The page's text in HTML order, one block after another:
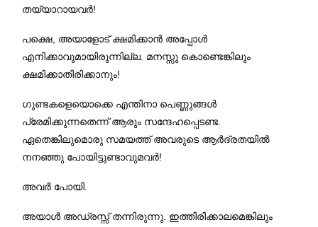
തയ്യാറായവർ!
പക്ഷെ, അയാളോട് ക്ഷമിക്കാൻ അപ്പോൾ
എനിക്കാവുമായിരുന്നില്ല. മനസ്സു കൊണ്ടെങ്കിലും
ക്ഷമിക്കാതിരിക്കാനും!
ഗുണ്ടകളെയൊക്കെ എന്തിനാ പെണ്ണുങ്ങൾ
പ്രേമിക്കുന്നതെന്ന് ആരും സന്ദേഹപ്പെടണ്ട.
ഏതെങ്കിലുമൊരു സമയത്ത് അവരുടെ ആർദ്രതയിൽ
നനഞ്ഞു പോയിട്ടുണ്ടാവുമവർ!
അവർ പോയി.
അയാൾ അഡ്രസ്സ് തന്നിരുന്നു. ഇത്തിരിക്കാലമെങ്കിലും